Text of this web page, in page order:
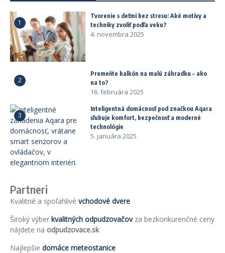
1
Tvorenie s deťmi bez stresu: Aké motívy a
techniky zvoliť podľa veku?
4. novembra 2025
2
Premeňte balkón na malú záhradku – ako
na to?
16. februára 2025
3
Inteligentná domácnosť pod značkou Aqara
sľubuje komfort, bezpečnosť a moderné
technológie
5. januára 2025
Partneri
Kvalitné a spoľahlivé vchodové dvere
Široký výber kvalitných odpudzovačovza bezkonkurenčné ceny
nájdete na odpudzovace.sk
Najlepšie domáce meteostanice